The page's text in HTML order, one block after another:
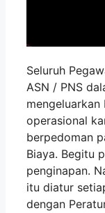
Seluruh
ASN / PNS
operasional
berpedoman
Biaya. Begitu
penginapan.
itu diatur
dengan